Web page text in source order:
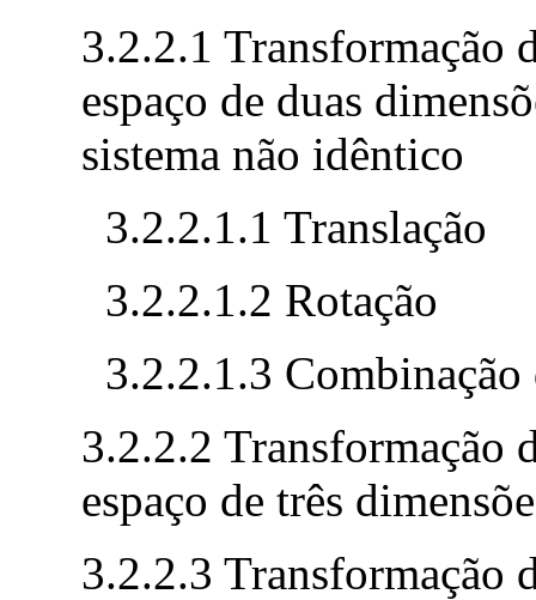
3.2.2.1 Transformação
espaço de duas
sistema não idêntico
3.2.2.1.1 Translação
3.2.2.1.2 Rotação
3.2.2.1.3 Combinação
3.2.2.2 Transformação
espaço de três
3.2.2.3 Transformação